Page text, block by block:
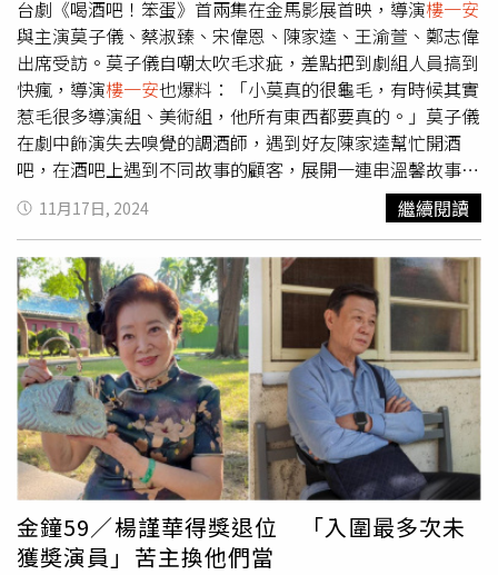
享尷尬情節：「常常喝茫後想起陳年往事與未解的糾結，忍
不住傳訊息給當事人傾吐心聲，最糗一次是傳錯IG訊息給同
名陌生人，隔天酒醒尷尬到不行。」宋偉恩通常趁著休假與
朋友小聚才會喝酒，笑說：「我喝醉會跳舞，什麼現代舞、
KPOP舞都跳得很起勁，朋友手機裡存了一堆影片，我只希
望這些影片永遠不要流出來。」◎喝酒勿開車！飲酒過量，
有害健康，未滿18歲請勿飲酒。
台劇《喝酒吧！笨蛋》首兩集在金馬影展首映，導演樓一安
與主演莫子儀、蔡淑臻、宋偉恩、陳家逵、王渝萱、鄭志偉
出席受訪。莫子儀自嘲太吹毛求疵，差點把到劇組人員搞到
快瘋，導演樓一安也爆料：「小莫真的很龜毛，有時候其實
惹毛很多導演組、美術組，他所有東西都要真的。」莫子儀
在劇中飾演失去嗅覺的調酒師，遇到好友陳家逵幫忙開酒
吧，在酒吧上遇到不同故事的顧客，展開一連串溫馨故事。
莫子儀為了飾演調酒師，去酒吧實習了整整一年，甚至還跟
到海拔2700公尺的山上去採調酒素材。蔡淑臻坦言酒量並
不好，喝兩杯就會臉紅。（圖／楊澍攝）相當認真的莫子
儀，就連拍戲道具都要求用真的，有時候劇組為用果汁代
替，他都表示「顏色濃度不對」，讓工作人員吃足了苦頭，
他則不好意思地表示既然是飾演職人劇，就不該被看出破
綻，如今他的調酒功力也獲劇組顧問認同，直呼：「可以端
給客人喝了。」具備專業能力。至於在劇中飾演莫子儀師傅
的蔡淑臻則坦言，自己酒量不太好，隨便喝個幾口就會臉
紅，「頂多就兩杯吧。」同樣不能喝酒的楊貴媚，在拍攝喝
酒畫面時，美術組都必須換道具，導演樓一安 就透露：「媚
姐喝下去之前要喊卡，換成一個沒酒精的。」
11月17日, 2024 繼續閱讀
金鐘59／楊謹華得獎退位 「入圍最多次未
獲奬演員」苦主換他們當